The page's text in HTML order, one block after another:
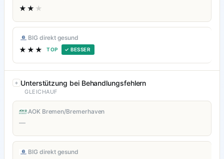
★★ ★
BIG direkt gesund
★★★ TOP ✓ BESSER
Unterstützung bei Behandlungsfehlern
GLEICHAUF
AOK Bremen/Bremerhaven
—
BIG direkt gesund